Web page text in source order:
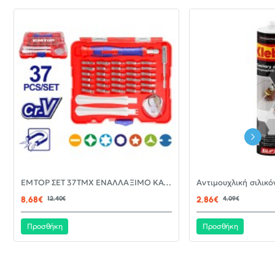
-30%EMTOP ΣΕΤ 37ΤΜΧ ΕΝΑΛΛΑΞΙΜΟ ΚΑΤΣΑΒΙΔΙ ΜΕ ΜΥΤΕΣ EBST03702
8,68€
12,40€
Προσθήκη
2,86€ 4,09€
Προσθήκη